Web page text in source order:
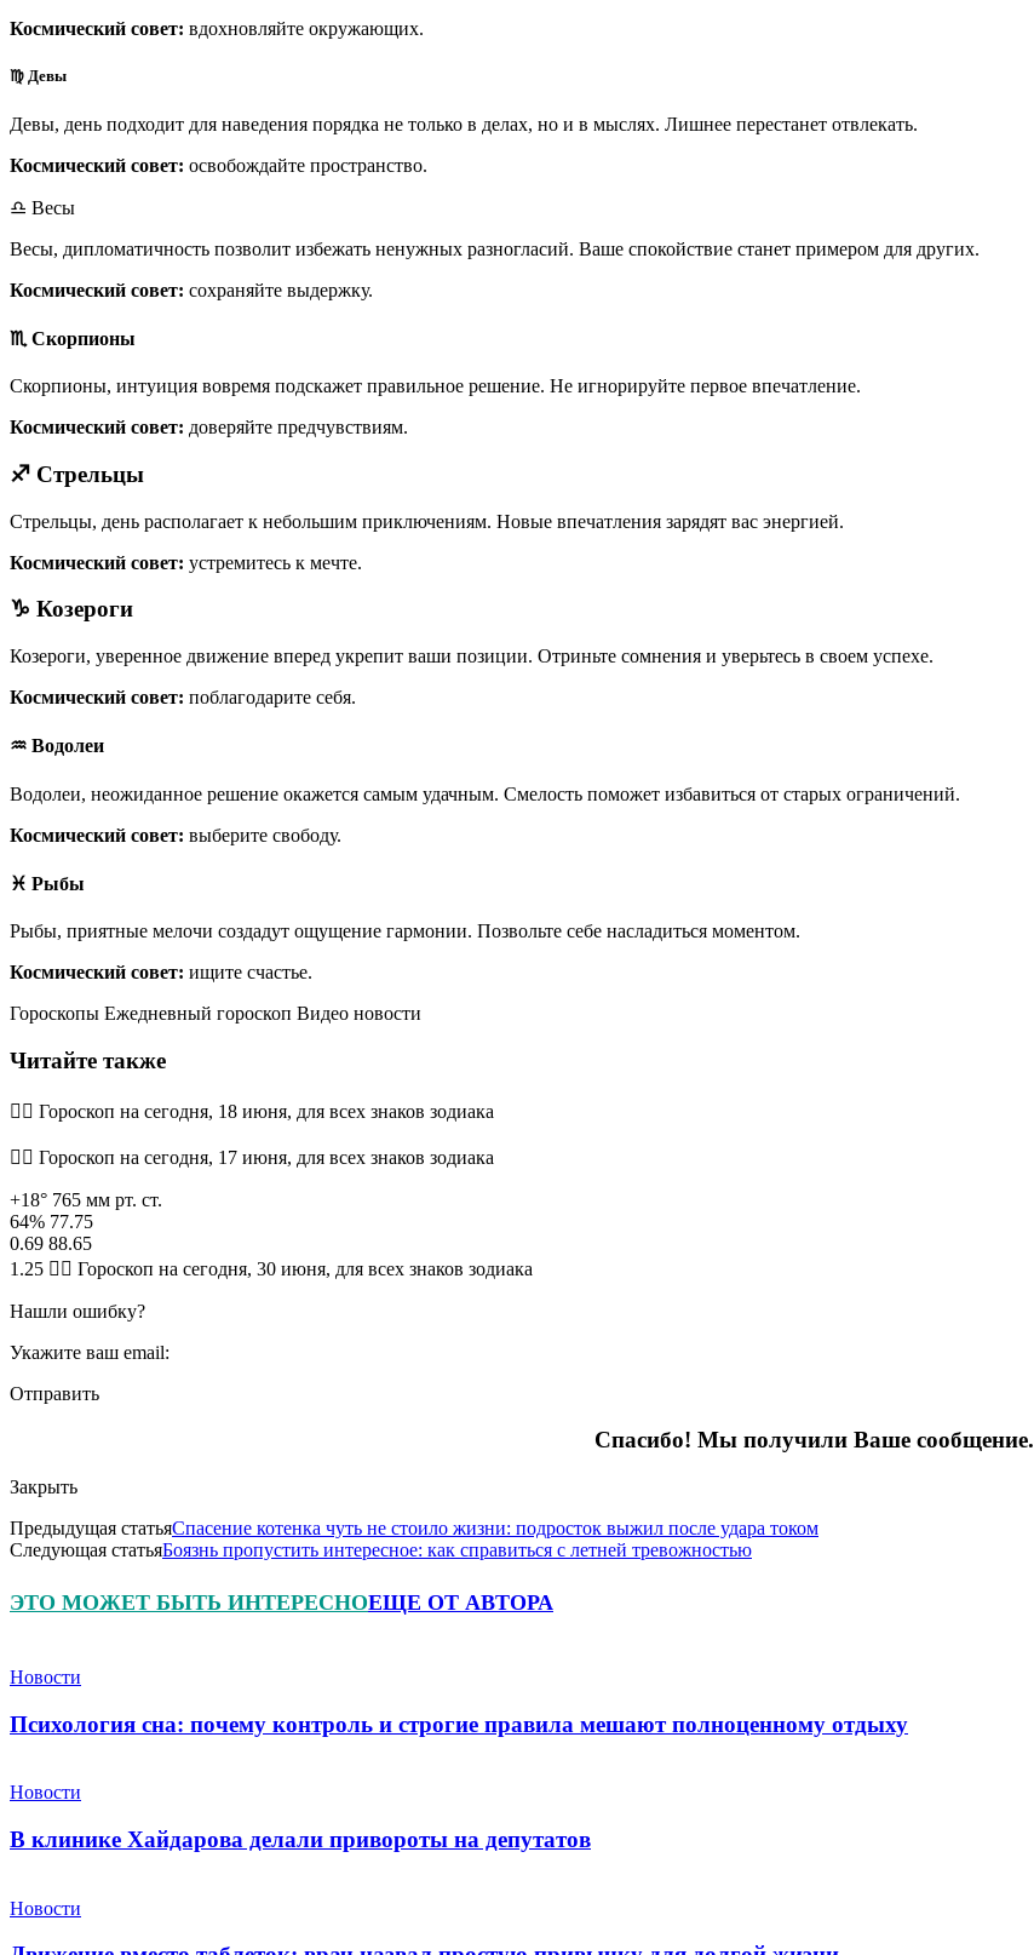
Космический совет: вдохновляйте окружающих.
♍ Девы
Девы, день подходит для наведения порядка не только в делах, но и в мыслях. Лишнее перестанет отвлекать.
Космический совет: освобождайте пространство.
♎ Весы
Весы, дипломатичность позволит избежать ненужных разногласий. Ваше спокойствие станет примером для других.
Космический совет: сохраняйте выдержку.
♏ Скорпионы
Скорпионы, интуиция вовремя подскажет правильное решение. Не игнорируйте первое впечатление.
Космический совет: доверяйте предчувствиям.
♐ Стрельцы
Стрельцы, день располагает к небольшим приключениям. Новые впечатления зарядят вас энергией.
Космический совет: устремитесь к мечте.
♑ Козероги
Козероги, уверенное движение вперед укрепит ваши позиции. Отриньте сомнения и уверьтесь в своем успехе.
Космический совет: поблагодарите себя.
♒ Водолеи
Водолеи, неожиданное решение окажется самым удачным. Смелость поможет избавиться от старых ограничений.
Космический совет: выберите свободу.
♓ Рыбы
Рыбы, приятные мелочи создадут ощущение гармонии. Позвольте себе насладиться моментом.
Космический совет: ищите счастье.
Гороскопы Ежедневный гороскоп Видео новости
Читайте также
🧙‍♀ Гороскоп на сегодня, 18 июня, для всех знаков зодиака
🧙‍♀ Гороскоп на сегодня, 17 июня, для всех знаков зодиака
+18° 765 мм рт. ст.
64% 77.75
0.69 88.65
1.25 🧙‍♀ Гороскоп на сегодня, 30 июня, для всех знаков зодиака
Нашли ошибку?
Укажите ваш email:
Отправить
Спасибо! Мы получили Ваше сообщение.
Закрыть
Предыдущая статьяСпасение котенка чуть не стоило жизни: подросток выжил после удара током
Следующая статьяБоязнь пропустить интересное: как справиться с летней тревожностью
ЭТО МОЖЕТ БЫТЬ ИНТЕРЕСНОЕЩЕ ОТ АВТОРА
Новости
Психология сна: почему контроль и строгие правила мешают полноценному отдыху
Новости
В клинике Хайдарова делали привороты на депутатов
Новости